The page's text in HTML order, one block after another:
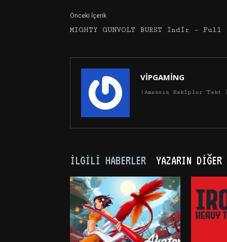
Önceki İçerik
MIGHTY GUNVOLT BURST İndir – Full
VİPGAMİNG
(Amansız Rakipler Taht
İLGILI HABERLER YAZARIN